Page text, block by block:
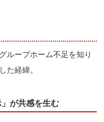
ループホーム不足を知り
た経緯。
が共感を生む